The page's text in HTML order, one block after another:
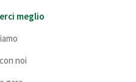
meglio
noi